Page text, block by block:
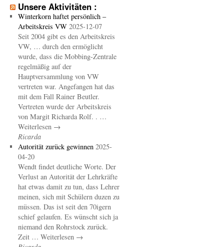
Unsere Aktivitäten :
Winterkorn haftet persönlich –
Arbeitskreis VW 2025-12-07
Seit 2004 gibt es den Arbeitskreis
VW, … durch den ermöglicht
wurde, dass die Mobbing-Zentrale
regelmäßig auf der
Hauptversammlung von VW
vertreten war. Angefangen hat das
mit dem Fall Rainer Beutler.
Vertreten wurde der Arbeitskreis
von Margit Richarda Rolf. . …
Weiterlesen →
Ricarda
Autorität zurück gewinnen 2025-
04-20
Wendt findet deutliche Worte. Der
Verlust an Autorität der Lehrkräfte
hat etwas damit zu tun, dass Lehrer
meinen, sich mit Schülern duzen zu
müssen. Das ist seit den 70igern
schief gelaufen. Es wünscht sich ja
niemand den Rohrstock zurück.
Zeit … Weiterlesen →